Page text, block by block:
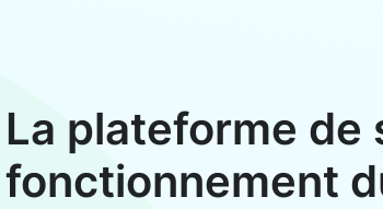
La plateforme de
fonctionnement